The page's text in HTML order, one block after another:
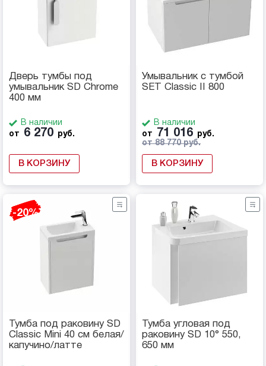
Дверь тумбы под
умывальник SD Chrome
400 мм
В наличии
от
6 270 руб.
В КОРЗИНУ
Умывальник с тумбой
SET Classic II 800
В наличии
от
71 016
руб.
от 88 770 руб.
В КОРЗИНУ
-20%
Тумба под раковину SD
Classic Mini 40 см белая/
капучино/латте
Тумба угловая под
раковину SD 10° 550,
650 мм